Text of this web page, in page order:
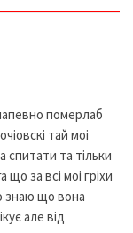
померлаб
тай моі
спитати та тільки
за всі моі гріхи
знаю що вона
але від